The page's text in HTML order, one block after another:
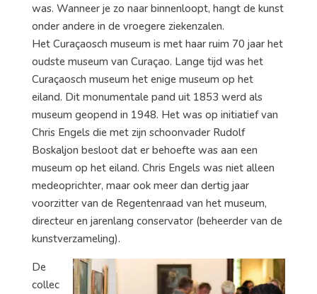
was. Wanneer je zo naar binnenloopt, hangt de kunst
onder andere in de vroegere ziekenzalen.
Het Curaçaosch museum is met haar ruim 70 jaar het
oudste museum van Curaçao. Lange tijd was het
Curaçaosch museum het enige museum op het
eiland. Dit monumentale pand uit 1853 werd als
museum geopend in 1948. Het was op initiatief van
Chris Engels die met zijn schoonvader Rudolf
Boskaljon besloot dat er behoefte was aan een
museum op het eiland. Chris Engels was niet alleen
medeoprichter, maar ook meer dan dertig jaar
voorzitter van de Regentenraad van het museum,
directeur en jarenlang conservator (beheerder van de
kunstverzameling).
De
collec